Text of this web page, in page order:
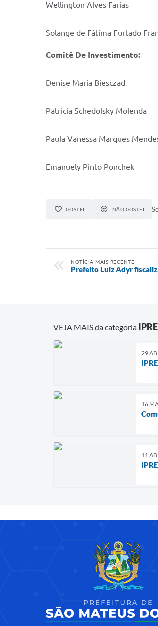
Wellington Alves Farias
Solange de Fátima Furtado
Comitê De Investimento:
Denise Maria Biesczad
Patricia Schedolsky Molenda
Paula Vanessa Marques
Emanuely Pinto Ponchek
GOSTEI NÃO GOSTEI
NOTÍCIA MAIS RECENTE
Prefeito Luiz Adyr
VEJA MAIS da categoria
29
16
11